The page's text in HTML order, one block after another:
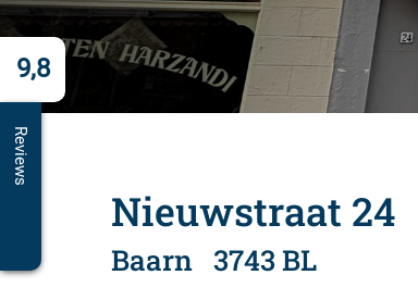
Nieuwstraat 24
Baarn 3743 BL
9,8
Reviews